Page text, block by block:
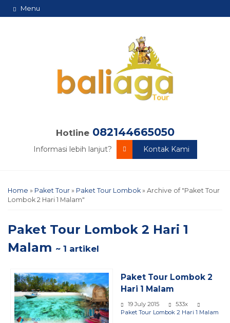
Menu
Hotline 082144665050
Informasi lebih lanjut? Kontak Kami
Home » Paket Tour » Paket Tour Lombok » Archive of "Paket Tour
Lombok 2 Hari 1 Malam"
Paket Tour Lombok 2 Hari 1
Malam ~ 1 artikel
Paket Tour Lombok 2
Hari 1 Malam
19 July 2015
533x
Paket Tour Lombok 2 Hari 1 Malam